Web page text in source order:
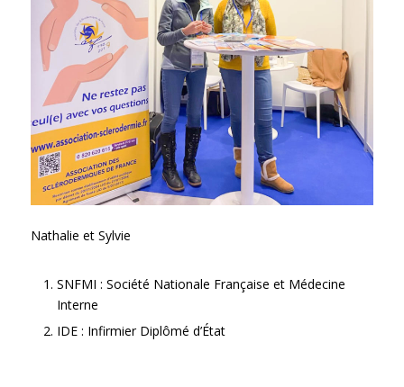
Nathalie et Sylvie
SNFMI : Société Nationale Française et Médecine
Interne
IDE : Infirmier Diplômé d’État